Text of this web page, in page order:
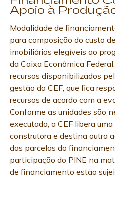
Apoio à
Modalidade de
para composição do custo
imobiliários elegíveis ao
da Caixa Econômica
recursos disponibilizados
gestão da CEF, que fica
recursos de acordo com a
Conforme as unidades são
executada, a CEF libera
construtora e destina outra
das parcelas do
participação do PINE na
de financiamento estão